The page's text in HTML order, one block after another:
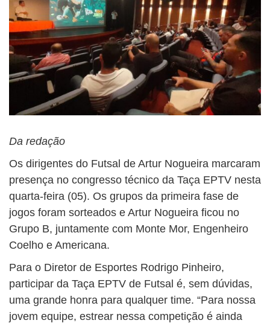
Da redação
Os dirigentes do Futsal de Artur Nogueira marcaram
presença no congresso técnico da Taça EPTV nesta
quarta-feira (05). Os grupos da primeira fase de
jogos foram sorteados e Artur Nogueira ficou no
Grupo B, juntamente com Monte Mor, Engenheiro
Coelho e Americana.
Para o Diretor de Esportes Rodrigo Pinheiro,
participar da Taça EPTV de Futsal é, sem dúvidas,
uma grande honra para qualquer time. “Para nossa
jovem equipe, estrear nessa competição é ainda